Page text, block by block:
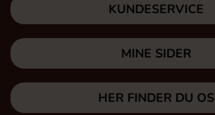
KUNDESERVICE
MINE SIDER
HER FINDER DU OS